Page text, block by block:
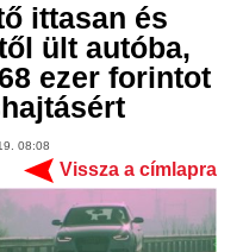
ittasan és
ült autóba,
ezer forintot
08:08
Vissza a címlapra